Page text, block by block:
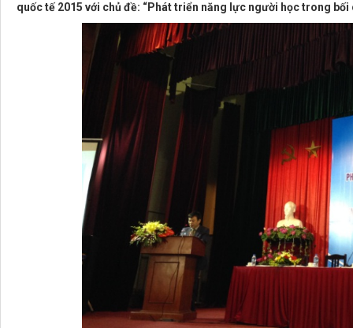
quốc tế 2015 với chủ đề: “Phát triển năng lực người học trong